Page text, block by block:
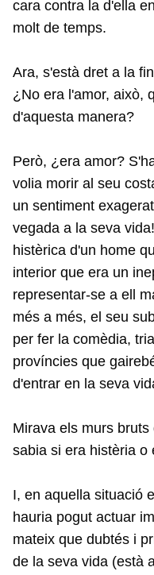
cara contra la d'ella
molt de temps.
Ara, s'està dret a la
¿No era l'amor, això,
d'aquesta manera?
Però, ¿era amor?
volia morir al seu
un sentiment
vegada a la seva
histèrica d'un home
interior que era un
representar-se a ell
més a més, el seu
per fer la comèdia,
províncies que
d'entrar en la seva
Mirava els murs
sabia si era histèria o
I, en aquella situació
hauria pogut actuar
mateix que dubtés i
de la seva vida (està